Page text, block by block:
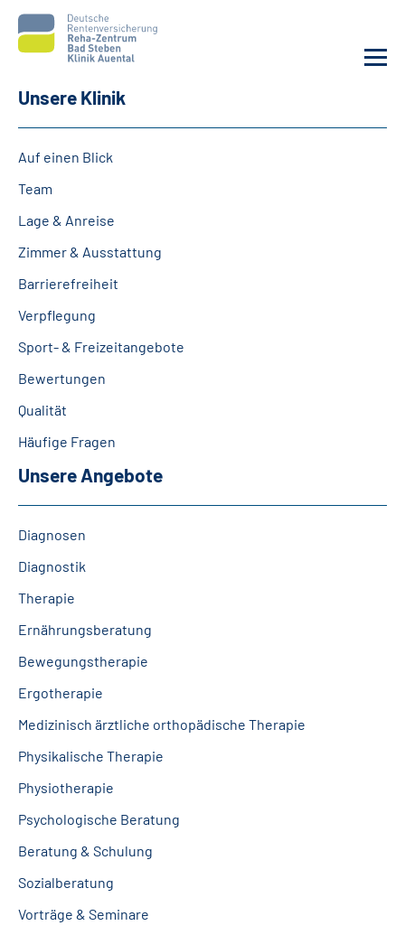
Service
Sozialdienste & Zuweisende
Leichte Sprache
Gebärdensprache
Unsere Klinik
Auf einen Blick
Team
Lage & Anreise
Zimmer & Ausstattung
Barrierefreiheit
Verpflegung
Sport- & Freizeitangebote
Bewertungen
Qualität
Häufige Fragen
Unsere Angebote
Diagnosen
Diagnostik
Therapie
Ernährungsberatung
Bewegungstherapie
Ergotherapie
Medizinisch ärztliche orthopädische Therapie
Physikalische Therapie
Physiotherapie
Psychologische Beratung
Beratung & Schulung
Sozialberatung
Vorträge & Seminare